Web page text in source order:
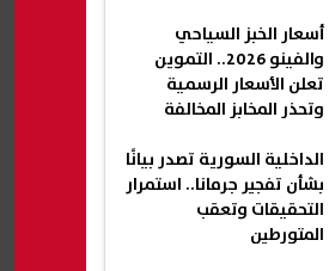
أسعار الخبز السياحي
والفينو 2026.. التموين
تعلن الأسعار الرسمية
وتحذر المخابز المخالفة
الداخلية السورية تصدر بيانًا
بشأن تفجير جرمانا.. استمرار
التحقيقات وتعقب
المتورطين